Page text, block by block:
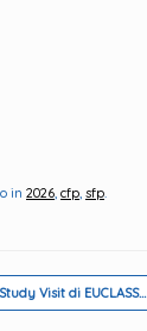
in 2026 cfp sfp
articolo
Visit di EUCLASS…